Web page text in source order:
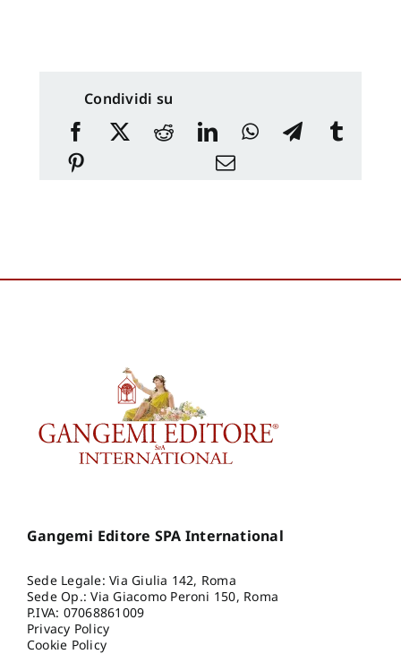
Condividi su
Gangemi Editore SPA International
Sede Legale: Via Giulia 142, Roma
Sede Op.: Via Giacomo Peroni 150, Roma
P.IVA: 07068861009
Privacy Policy
Cookie Policy